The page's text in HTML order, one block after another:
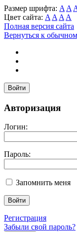
Размер шрифта: A A
Цвет сайта: A A A A
Полная версия сайта
Вернуться к
Войти
Авторизация
Логин:
Пароль:
Запомнить меня
Регистрация
Забыли свой пароль?